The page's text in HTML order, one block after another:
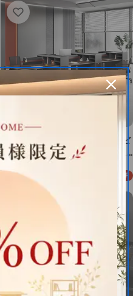
BGZ-M050
ル
価
価
格
オフィス デスク 安い サイドキャビ
ネット デスクトップラック デス
PC用通気口 アルミ合金脚 ダイヤ
ル錠 ウォルナット カスタマイズ
可能 BGZ-M040
¥71,500 15%OFF